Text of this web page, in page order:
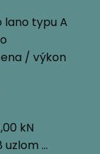
lano typu A
/ výkon
kN
uzlom …